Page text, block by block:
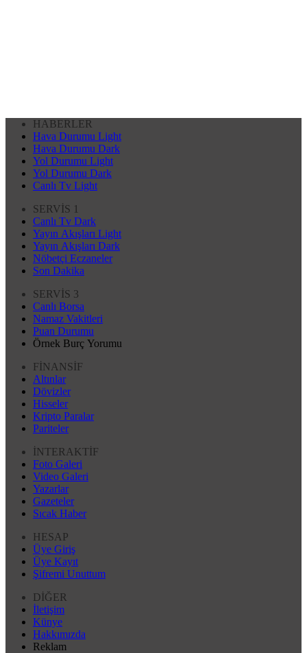
HABERLER
Hava Durumu Light
Hava Durumu Dark
Yol Durumu Light
Yol Durumu Dark
Canlı Tv Light
SERVİS 1
Canlı Tv Dark
Yayın Akışları Light
Yayın Akışları Dark
Nöbetçi Eczaneler
Son Dakika
SERVİS 3
Canlı Borsa
Namaz Vakitleri
Puan Durumu
Örnek Burç Yorumu
FİNANSİF
Altınlar
Dövizler
Hisseler
Kripto Paralar
Pariteler
İNTERAKTİF
Foto Galeri
Video Galeri
Yazarlar
Gazeteler
Sıcak Haber
HESAP
Üye Giriş
Üye Kayıt
Şifremi Unuttum
DİĞER
İletişim
Künye
Hakkımızda
Reklam